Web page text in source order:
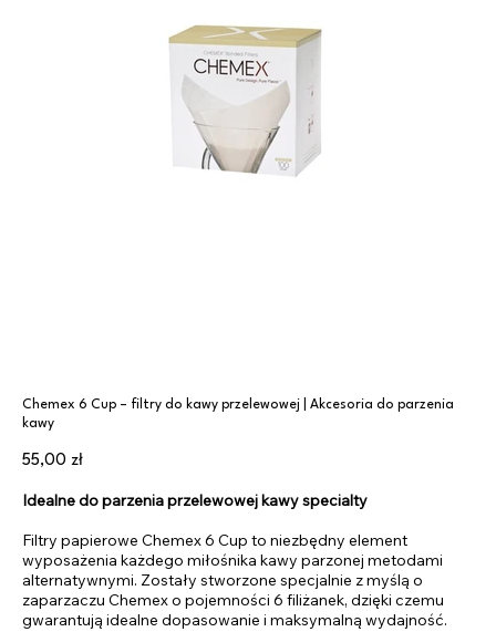
Chemex 6 Cup – filtry do kawy przelewowej | Akcesoria do parzenia
kawy
Cena
55,00 zł
Idealne do parzenia przelewowej kawy specialty
Filtry papierowe Chemex 6 Cup to niezbędny element
wyposażenia każdego miłośnika kawy parzonej metodami
alternatywnymi. Zostały stworzone specjalnie z myślą o
zaparzaczu Chemex o pojemności 6 filiżanek, dzięki czemu
gwarantują idealne dopasowanie i maksymalną wydajność.